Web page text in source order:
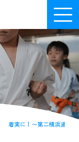
着実に！〜第二横浜道場